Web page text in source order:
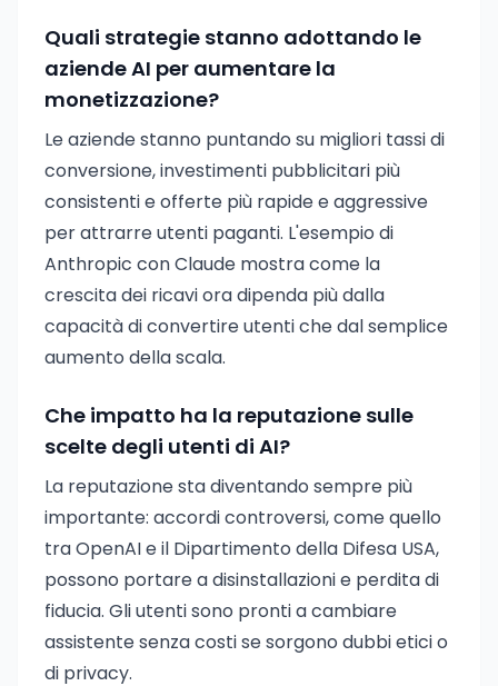
Quali strategie stanno adottando le
aziende AI per aumentare la
monetizzazione?
Le aziende stanno puntando su migliori tassi di
conversione, investimenti pubblicitari più
consistenti e offerte più rapide e aggressive
per attrarre utenti paganti. L'esempio di
Anthropic con Claude mostra come la
crescita dei ricavi ora dipenda più dalla
capacità di convertire utenti che dal semplice
aumento della scala.
Che impatto ha la reputazione sulle
scelte degli utenti di AI?
La reputazione sta diventando sempre più
importante: accordi controversi, come quello
tra OpenAI e il Dipartimento della Difesa USA,
possono portare a disinstallazioni e perdita di
fiducia. Gli utenti sono pronti a cambiare
assistente senza costi se sorgono dubbi etici o
di privacy.